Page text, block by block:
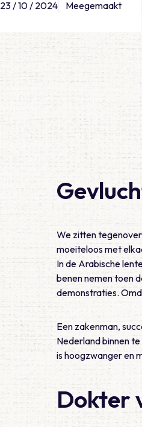
23 / 10 / 2024 Meegemaakt
We zitten
moeiteloos met
In de Arabische
benen nemen toen
demonstraties.
Een zakenman,
Nederland binnen
is hoogzwanger en
Dokter